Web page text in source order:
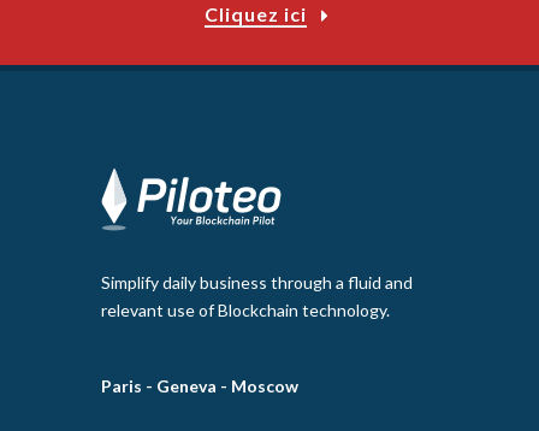
Cliquez ici
Simplify daily business through a fluid and
relevant use of Blockchain technology.
Paris - Geneva - Moscow